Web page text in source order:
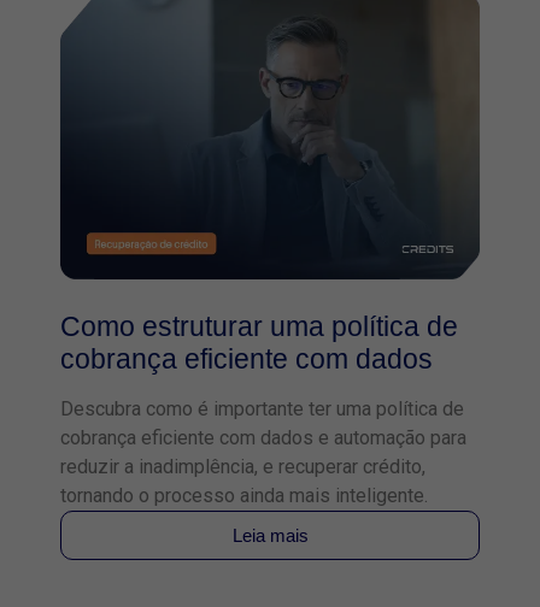
Como estruturar uma política de
cobrança eficiente com dados
Descubra como é importante ter uma política de
cobrança eficiente com dados e automação para
reduzir a inadimplência, e recuperar crédito,
tornando o processo ainda mais inteligente.
Leia mais